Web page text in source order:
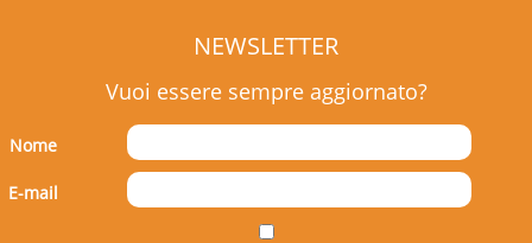
NEWSLETTER
Vuoi essere sempre aggiornato?
Nome
E-mail